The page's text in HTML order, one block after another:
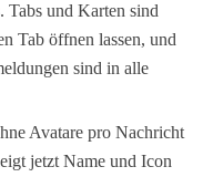
Tabs und Karten sind
Tab öffnen lassen, und
sind in alle
Avatare pro Nachricht
jetzt Name und Icon